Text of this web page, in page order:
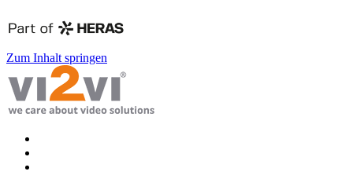
Zum Inhalt springen